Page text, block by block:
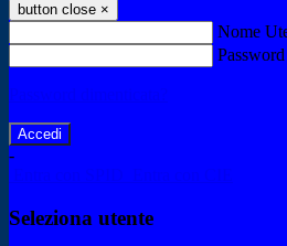
button close ×
Nome
Password
-
Seleziona utente